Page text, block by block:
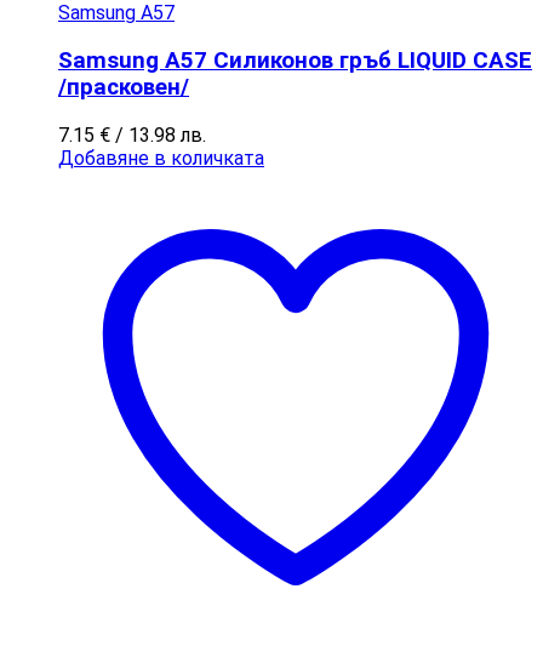
Samsung A57
Samsung A57 Силиконов гръб LIQUID CASE
/прасковен/
7.15 € / 13.98 лв.
Добавяне в количката